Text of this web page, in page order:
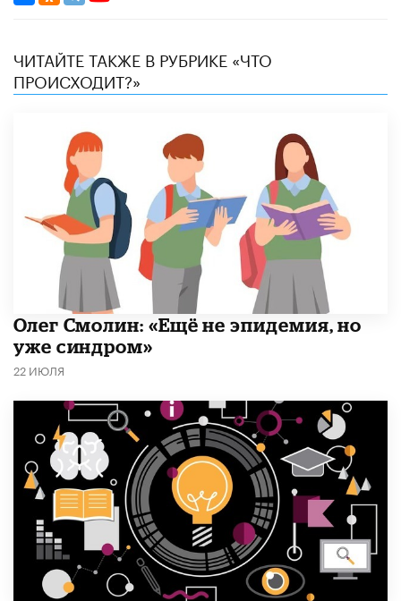
ЧИТАЙТЕ ТАКЖЕ В РУБРИКЕ «ЧТО
ПРОИСХОДИТ?»
​Олег Смолин: «Ещё не эпидемия, но
уже синдром»
22 ИЮЛЯ